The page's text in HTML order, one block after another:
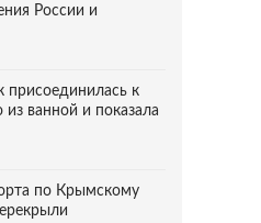
России и
к
ванной и показала
по Крымскому